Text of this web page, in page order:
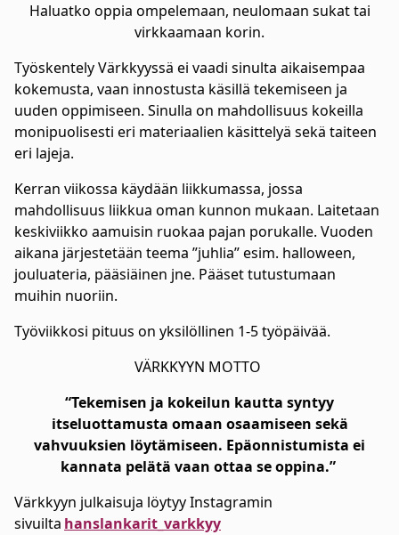
Haluatko oppia ompelemaan, neulomaan sukat tai
virkkaamaan korin.
Työskentely Värkkyyssä ei vaadi sinulta aikaisempaa
kokemusta, vaan innostusta käsillä tekemiseen ja
uuden oppimiseen. Sinulla on mahdollisuus kokeilla
monipuolisesti eri materiaalien käsittelyä sekä taiteen
eri lajeja.
Kerran viikossa käydään liikkumassa, jossa
mahdollisuus liikkua oman kunnon mukaan. Laitetaan
keskiviikko aamuisin ruokaa pajan porukalle. Vuoden
aikana järjestetään teema ”juhlia” esim. halloween,
jouluateria, pääsiäinen jne. Pääset tutustumaan
muihin nuoriin.
Työviikkosi pituus on yksilöllinen 1-5 työpäivää.
VÄRKKYYN MOTTO
“Tekemisen ja kokeilun kautta syntyy
itseluottamusta omaan osaamiseen sekä
vahvuuksien löytämiseen. Epäonnistumista ei
kannata pelätä vaan ottaa se oppina.”
Värkkyyn julkaisuja löytyy Instagramin
sivuilta hanslankarit_varkkyy